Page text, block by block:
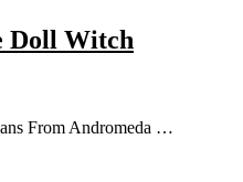
Doll Witch
From Andromeda …